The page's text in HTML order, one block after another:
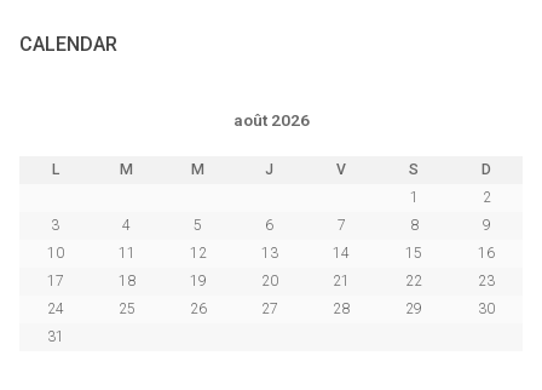
CALENDAR
août 2026
L M M J V S
D
1
2
3
4 5 6 7 8
9
10
11 12 13 14 15
16
17
18 19 20 21 22
23
24
25 26 27 28 29
30
31